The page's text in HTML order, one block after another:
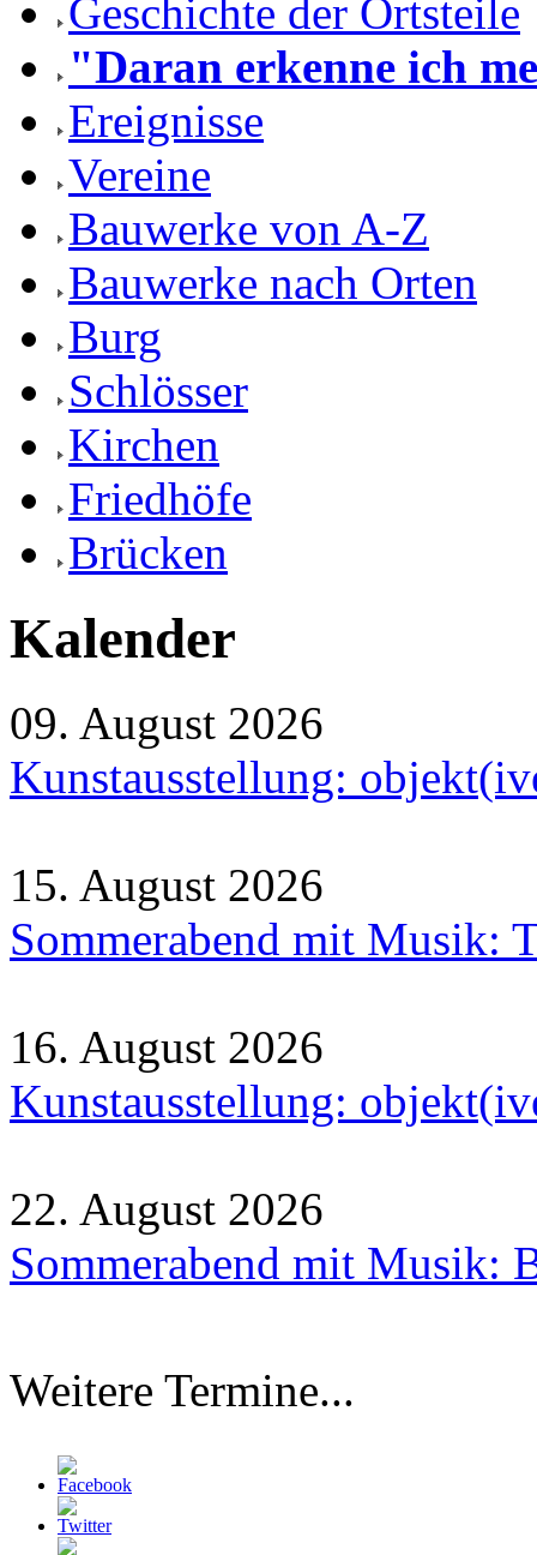
Geschichte der Ortsteile
"Daran erkenne ich
Ereignisse
Vereine
Bauwerke von A-Z
Bauwerke nach Orten
Burg
Schlösser
Kirchen
Friedhöfe
Brücken
Kalender
09. August 2026
Kunstausstellung:
15. August 2026
Sommerabend mit Musik:
16. August 2026
Kunstausstellung:
22. August 2026
Sommerabend mit Musik:
Weitere Termine...